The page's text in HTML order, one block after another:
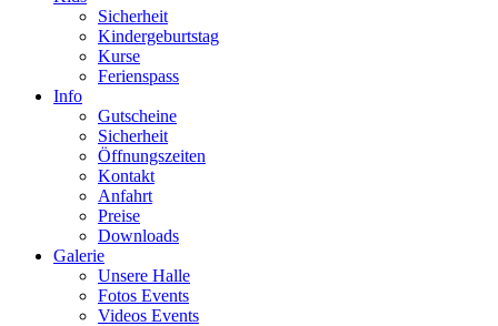
Sicherheit
Kindergeburtstag
Kurse
Ferienspass
Info
Gutscheine
Sicherheit
Öffnungszeiten
Kontakt
Anfahrt
Preise
Downloads
Galerie
Unsere Halle
Fotos Events
Videos Events